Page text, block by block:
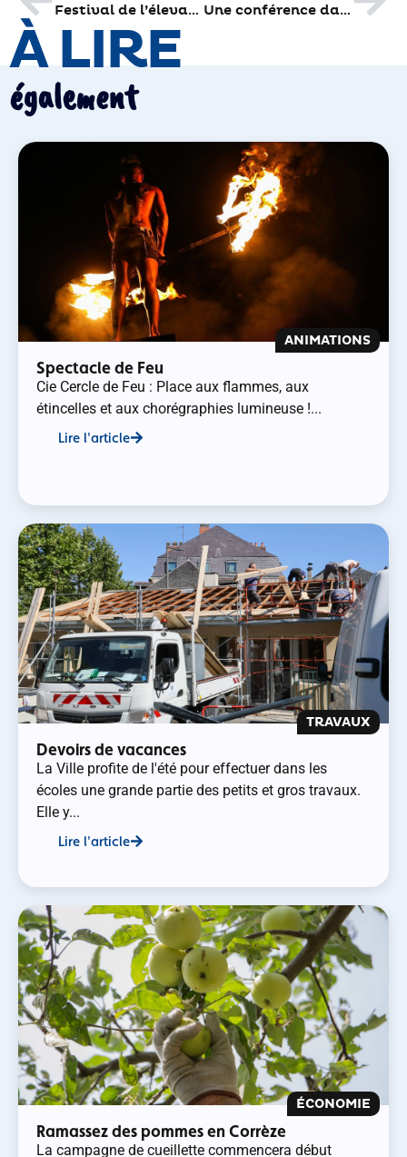
Festival de l’élevage : une qualité toujours plus sélective Une conférence dans le bassin ludique de la Piscine !
À LIRE
également
ANIMATIONS
Spectacle de Feu
Cie Cercle de Feu : Place aux flammes, aux
étincelles et aux chorégraphies lumineuse !...
Lire l'article
TRAVAUX
Devoirs de vacances
La Ville profite de l'été pour effectuer dans les
écoles une grande partie des petits et gros travaux.
Elle y...
Lire l'article
ÉCONOMIE
Ramassez des pommes en Corrèze
La campagne de cueillette commencera début